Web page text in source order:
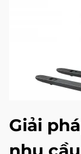
Giải